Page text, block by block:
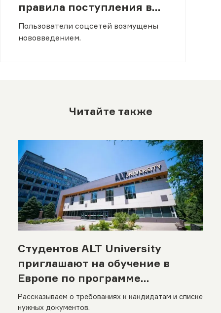
правила поступления в
вузы
Пользователи соцсетей возмущены
нововведением.
Читайте также
Студентов ALT University
приглашают на обучение в
Европе по программе
академической мобильности
Рассказываем о требованиях к кандидатам и списке
нужных документов.